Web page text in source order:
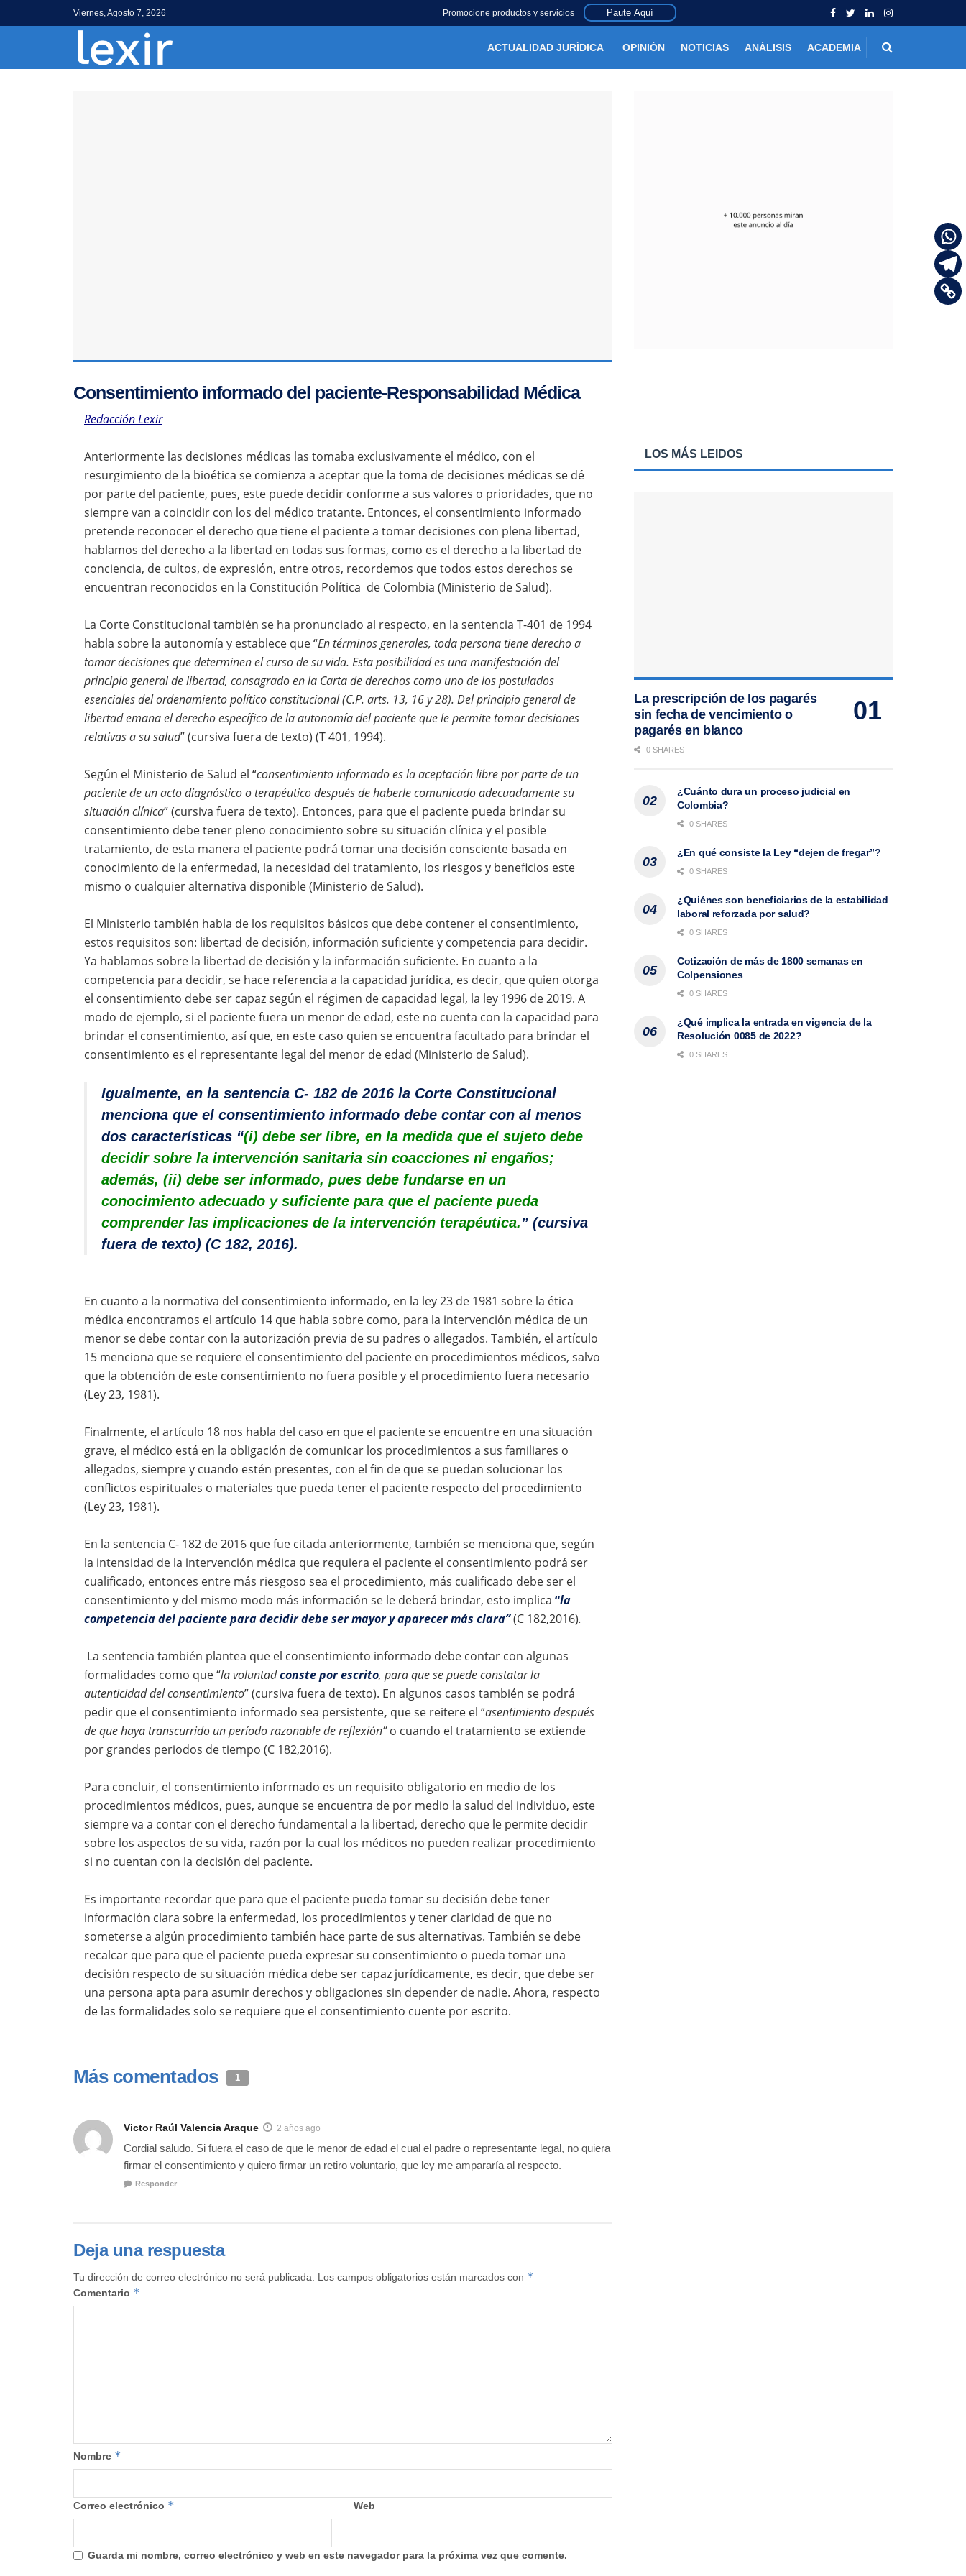
Viernes, Agosto 7, 2026 Promocione productos y servicios Paute Aquí
ACTUALIDAD JURÍDICA OPINIÓN NOTICIAS ANÁLISIS ACADEMIA
Consentimiento informado del paciente-Responsabilidad Médica
Redacción Lexir
Anteriormente las decisiones médicas las tomaba exclusivamente el médico, con el
resurgimiento de la bioética se comienza a aceptar que la toma de decisiones médicas se dé
por parte del paciente, pues, este puede decidir conforme a sus valores o prioridades, que no
siempre van a coincidir con los del médico tratante. Entonces, el consentimiento informado
pretende reconocer el derecho que tiene el paciente a tomar decisiones con plena libertad,
hablamos del derecho a la libertad en todas sus formas, como es el derecho a la libertad de
conciencia, de cultos, de expresión, entre otros, recordemos que todos estos derechos se
encuentran reconocidos en la Constitución Política de Colombia (Ministerio de Salud).
La Corte Constitucional también se ha pronunciado al respecto, en la sentencia T-401 de 1994
habla sobre la autonomía y establece que “En términos generales, toda persona tiene derecho a
tomar decisiones que determinen el curso de su vida. Esta posibilidad es una manifestación del
principio general de libertad, consagrado en la Carta de derechos como uno de los postulados
esenciales del ordenamiento político constitucional (C.P. arts. 13, 16 y 28). Del principio general de
libertad emana el derecho específico de la autonomía del paciente que le permite tomar decisiones
relativas a su salud” (cursiva fuera de texto) (T 401, 1994).
Según el Ministerio de Salud el “consentimiento informado es la aceptación libre por parte de un
paciente de un acto diagnóstico o terapéutico después de haberle comunicado adecuadamente su
situación clínica” (cursiva fuera de texto). Entonces, para que el paciente pueda brindar su
consentimiento debe tener pleno conocimiento sobre su situación clínica y el posible
tratamiento, de esta manera el paciente podrá tomar una decisión consciente basada en
conocimiento de la enfermedad, la necesidad del tratamiento, los riesgos y beneficios este
mismo o cualquier alternativa disponible (Ministerio de Salud).
El Ministerio también habla de los requisitos básicos que debe contener el consentimiento,
estos requisitos son: libertad de decisión, información suficiente y competencia para decidir.
Ya hablamos sobre la libertad de decisión y la información suficiente. En cuanto a la
competencia para decidir, se hace referencia a la capacidad jurídica, es decir, que quien otorga
el consentimiento debe ser capaz según el régimen de capacidad legal, la ley 1996 de 2019. A
modo de ejemplo, si el paciente fuera un menor de edad, este no cuenta con la capacidad para
brindar el consentimiento, así que, en este caso quien se encuentra facultado para brindar el
consentimiento es el representante legal del menor de edad (Ministerio de Salud).
Igualmente, en la sentencia C- 182 de 2016 la Corte Constitucional
menciona que el consentimiento informado debe contar con al menos
dos características “(i) debe ser libre, en la medida que el sujeto debe
decidir sobre la intervención sanitaria sin coacciones ni engaños;
además, (ii) debe ser informado, pues debe fundarse en un
conocimiento adecuado y suficiente para que el paciente pueda
comprender las implicaciones de la intervención terapéutica.” (cursiva
fuera de texto) (C 182, 2016).
En cuanto a la normativa del consentimiento informado, en la ley 23 de 1981 sobre la ética
médica encontramos el artículo 14 que habla sobre como, para la intervención médica de un
menor se debe contar con la autorización previa de su padres o allegados. También, el artículo
15 menciona que se requiere el consentimiento del paciente en procedimientos médicos, salvo
que la obtención de este consentimiento no fuera posible y el procedimiento fuera necesario
(Ley 23, 1981).
Finalmente, el artículo 18 nos habla del caso en que el paciente se encuentre en una situación
grave, el médico está en la obligación de comunicar los procedimientos a sus familiares o
allegados, siempre y cuando estén presentes, con el fin de que se puedan solucionar los
conflictos espirituales o materiales que pueda tener el paciente respecto del procedimiento
(Ley 23, 1981).
En la sentencia C- 182 de 2016 que fue citada anteriormente, también se menciona que, según
la intensidad de la intervención médica que requiera el paciente el consentimiento podrá ser
cualificado, entonces entre más riesgoso sea el procedimiento, más cualificado debe ser el
consentimiento y del mismo modo más información se le deberá brindar, esto implica “la
competencia del paciente para decidir debe ser mayor y aparecer más clara”(C 182,2016).
La sentencia también plantea que el consentimiento informado debe contar con algunas
formalidades como que “la voluntadconste por escrito, para que se puede constatar la
autenticidad del consentimiento” (cursiva fuera de texto). En algunos casos también se podrá
pedir que el consentimiento informado sea persistente, que se reitere el “asentimiento después
de que haya transcurrido un período razonable de reflexión”o cuando el tratamiento se extiende
por grandes periodos de tiempo (C 182,2016).
Para concluir, el consentimiento informado es un requisito obligatorio en medio de los
procedimientos médicos, pues, aunque se encuentra de por medio la salud del individuo, este
siempre va a contar con el derecho fundamental a la libertad, derecho que le permite decidir
sobre los aspectos de su vida, razón por la cual los médicos no pueden realizar procedimiento
si no cuentan con la decisión del paciente.
Es importante recordar que para que el paciente pueda tomar su decisión debe tener
información clara sobre la enfermedad, los procedimientos y tener claridad de que no
someterse a algún procedimiento también hace parte de sus alternativas. También se debe
recalcar que para que el paciente pueda expresar su consentimiento o pueda tomar una
decisión respecto de su situación médica debe ser capaz jurídicamente, es decir, que debe ser
una persona apta para asumir derechos y obligaciones sin depender de nadie. Ahora, respecto
de las formalidades solo se requiere que el consentimiento cuente por escrito.
Más comentados 1
Victor Raúl Valencia Araque 2 años ago
Cordial saludo. Si fuera el caso de que le menor de edad el cual el padre o representante legal, no quiera
firmar el consentimiento y quiero firmar un retiro voluntario, que ley me ampararía al respecto.
Responder
Deja una respuesta
Tu dirección de correo electrónico no será publicada. Los campos obligatorios están marcados con *
Comentario *
Nombre *
Correo electrónico * Web
Guarda mi nombre, correo electrónico y web en este navegador para la próxima vez que comente.
LOS MÁS LEIDOS
La prescripción de los pagarés
sin fecha de vencimiento o
pagarés en blanco
0 SHARES
¿Cuánto dura un proceso judicial en
Colombia?
0 SHARES
¿En qué consiste la Ley “dejen de fregar”?
0 SHARES
¿Quiénes son beneficiarios de la estabilidad
laboral reforzada por salud?
0 SHARES
Cotización de más de 1800 semanas en
Colpensiones
0 SHARES
¿Qué implica la entrada en vigencia de la
Resolución 0085 de 2022?
0 SHARES